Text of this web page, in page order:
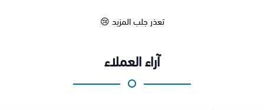
تعذر جلب المزيد 😢
آراء العملاء